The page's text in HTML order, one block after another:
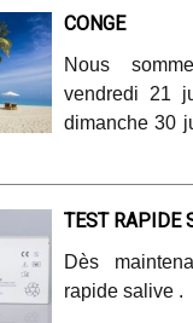
CONGE
Nous
vendredi 21
dimanche 30
TEST RAPIDE
Dès
rapide salive .